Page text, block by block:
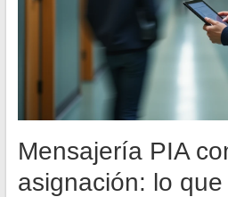
Mensajería PIA
asignación: lo que